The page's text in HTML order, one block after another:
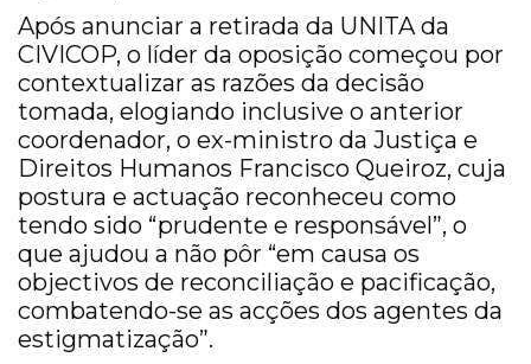
Após anunciar a retirada da UNITA da
CIVICOP, o líder da oposição começou por
contextualizar as razões da decisão
tomada, elogiando inclusive o anterior
coordenador, o ex-ministro da Justiça e
Direitos Humanos Francisco Queiroz, cuja
postura e actuação reconheceu como
tendo sido “prudente e responsável”, o
que ajudou a não pôr “em causa os
objectivos de reconciliação e pacificação,
combatendo-se as acções dos agentes da
estigmatização”.